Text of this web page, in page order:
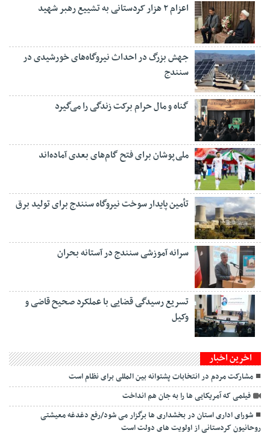
اعزام ۲ هزار کردستانی به تشییع رهبر شهید
جهش بزرگ در احداث نیروگاه‌های خورشیدی در
سنندج
گناه و مال حرام برکت زندگی را می‌گیرد
ملی‌پوشان برای فتح گام‌های بعدی آماده‌اند
تأمین پایدار سوخت نیروگاه سنندج برای تولید برق
سرانه آموزشی سنندج در آستانه بحران
تسریع رسیدگی قضایی با عملکرد صحیح قاضی و
وکیل
اخرین اخبار
مشارکت مردم در انتخابات پشتوانه بین المللی برای نظام است
فیلمی که آمریکایی ها را به جان هم انداخت
شورای اداری استان در بخشداری ها برگزار می شود/رفع دغدغه معیشتی
روحانیون کردستانی از اولویت های دولت است